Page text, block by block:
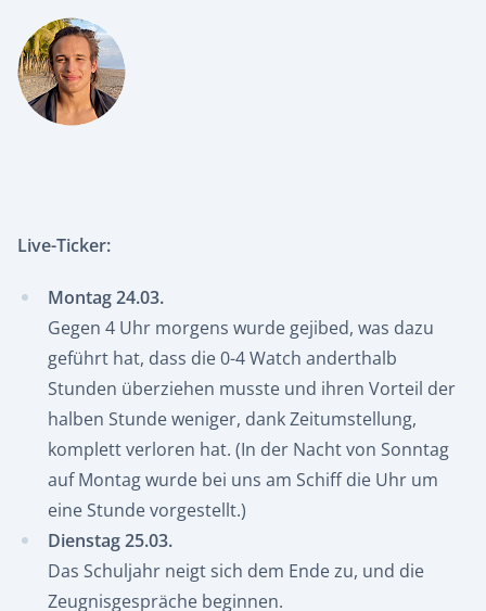
Live-Ticker:
Montag 24.03.
Gegen 4 Uhr morgens wurde gejibed, was dazu
geführt hat, dass die 0-4 Watch anderthalb
Stunden überziehen musste und ihren Vorteil der
halben Stunde weniger, dank Zeitumstellung,
komplett verloren hat. (In der Nacht von Sonntag
auf Montag wurde bei uns am Schiff die Uhr um
eine Stunde vorgestellt.)
Dienstag 25.03.
Das Schuljahr neigt sich dem Ende zu, und die
Zeugnisgespräche beginnen.